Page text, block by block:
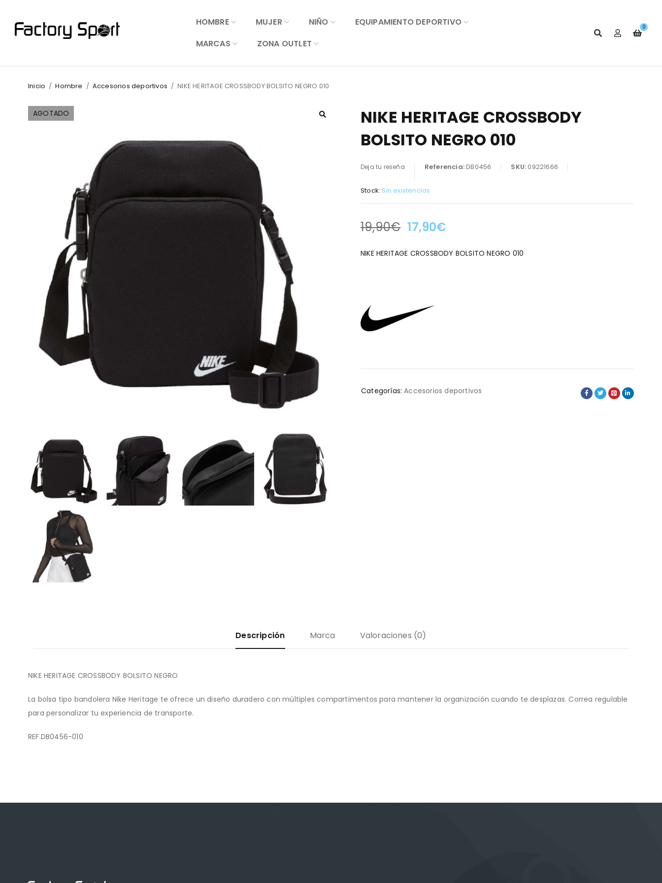
HOMBRE MUJER NIÑO
EQUIPAMIENTO DEPORTIVO
MARCAS
ZONA OUTLET
0
Inicio / Hombre / Accesorios deportivos / NIKE HERITAGE CROSSBODY BOLSITO NEGRO 010
AGOTADO
NIKE HERITAGE CROSSBODY
BOLSITO NEGRO 010
Deja tu reseña Referencia:DB0456 SKU:09221666
Stock: Sin existencias
LA OFERTA TERMINA EN:
19,90€ 17,90€
NIKE HERITAGE CROSSBODY BOLSITO NEGRO 010
Categorías: Accesorios deportivos
Descripción Marca Valoraciones (0)
NIKE HERITAGE CROSSBODY BOLSITO NEGRO
La bolsa tipo bandolera Nike Heritage te ofrece un diseño duradero con múltiples compartimentos para mantener la organización cuando te desplazas. Correa regulable
para personalizar tu experiencia de transporte.
REF.DB0456-010